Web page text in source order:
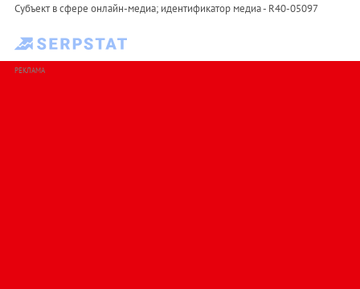
Субъект в сфере онлайн-медиа; идентификатор медиа - R40-05097
РЕКЛАМА